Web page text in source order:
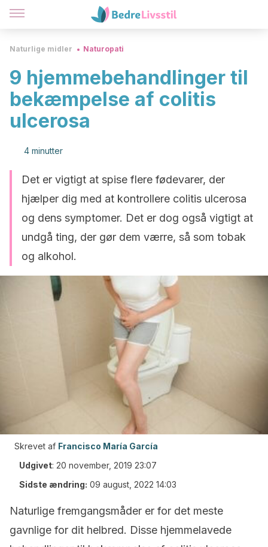
Naturlige midler Naturopati
9 hjemmebehandlinger til
bekæmpelse af colitis
ulcerosa
4 minutter
Det er vigtigt at spise flere fødevarer, der
hjælper dig med at kontrollere colitis ulcerosa
og dens symptomer. Det er dog også vigtigt at
undgå ting, der gør dem værre, så som tobak
og alkohol.
Skrevet af Francisco María García
Udgivet: 20 november, 2019 23:07
Sidste ændring: 09 august, 2022 14:03
Naturlige fremgangsmåder er for det meste
gavnlige for dit helbred. Disse hjemmelavede